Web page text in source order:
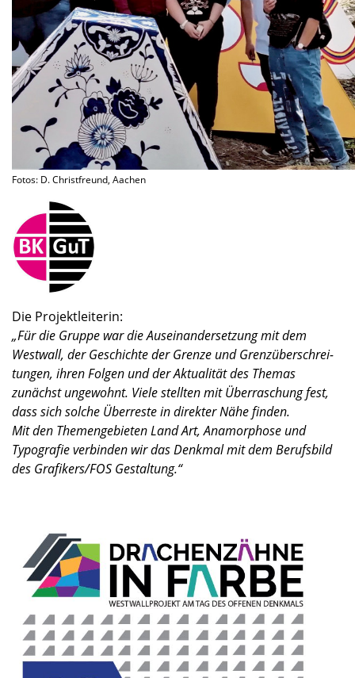
Fotos: D. Christ­freund, Aachen
Die Projekt­lei­te­rin:
„Für die Gruppe war die Ausein­an­der­set­zung mit dem
Westwall, der Geschichte der Grenze und Grenz­über­schrei­
tun­gen, ihren Folgen und der Aktua­li­tät des Themas
zunächst ungewohnt. Viele stell­ten mit Überra­schung fest,
dass sich solche Überreste in direk­ter Nähe finden.
Mit den Themen­ge­bie­ten Land Art, Anamo­r­phose und
Typogra­fie verbin­den wir das Denkmal mit dem Berufs­bild
des Grafikers/FOS Gestal­tung.“